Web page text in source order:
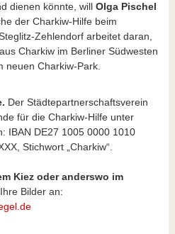
dienen könnte, will Olga Pischel
der Charkiw-Hilfe beim
Zehlendorf arbeitet daran,
Charkiw im Berliner Südwesten
neuen Charkiw-Park.
Der Städtepartnerschaftsverein
für die Charkiw-Hilfe unter
IBAN DE27 1005 0000 1010
Stichwort „Charkiw“.
Kiez oder anderswo im
Bilder an: